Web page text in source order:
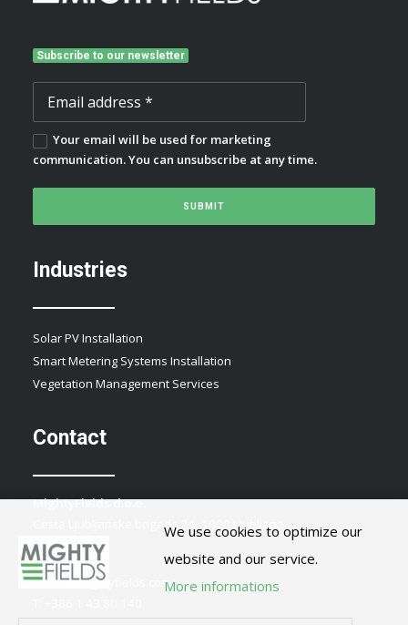
We use cookies to optimize our
website and our service.
More informations
Subscribe to our newsletter
Your email will be used for marketing
communication. You can unsubscribe at any time.
Industries
Solar PV Installation
Smart Metering Systems Installation
Vegetation Management Services
Contact
MightyFields d.o.o.
Cesta Ljubljanske brigade 21, 1000 Ljubljana
Slovenia
E:info@mightyfields.com